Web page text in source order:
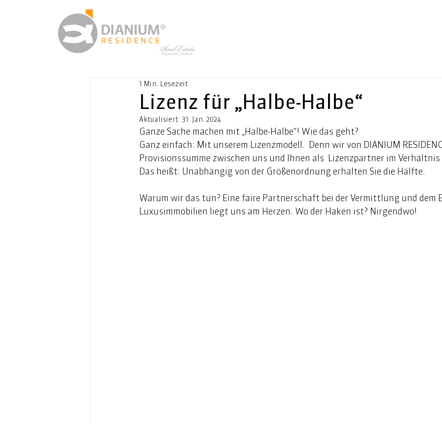
Lizenz für „Halbe-Halbe“
1 Min. Lesezeit
Aktualisiert: 31. Jan. 2024
Ganze Sache machen mit „Halbe-Halbe“! Wie das geht?
Ganz einfach: Mit unserem Lizenzmodell.  Denn wir von DIANIUM
Provisionssumme zwischen uns und Ihnen als  Lizenzpartner im Verhältnis
Das heißt: Unabhängig von der Größenordnung erhalten Sie die Hälfte.
Warum wir das tun? Eine faire Partnerschaft bei der Vermittlung und dem
Luxusimmobilien liegt uns am Herzen. Wo der Haken ist? Nirgendwo!